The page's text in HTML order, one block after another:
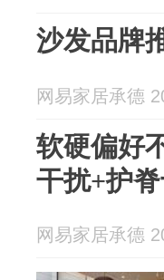
沙发品牌
网易家居承德
软硬偏好
干扰+护
网易家居承德